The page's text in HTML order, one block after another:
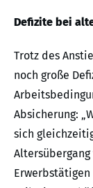
Defizite bei
Trotz des
noch große
Absicherung:
sich